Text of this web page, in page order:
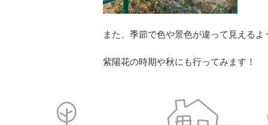
また、季節で色や景色が違って見えるよ
紫陽花の時期や秋にも行ってみます！